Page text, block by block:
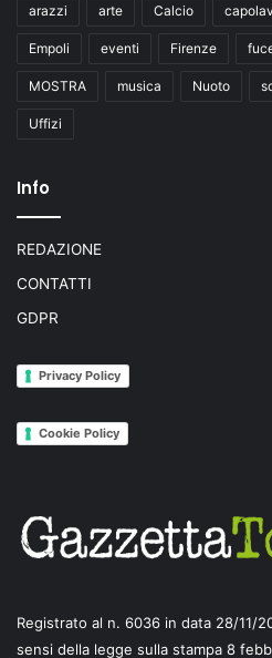
arazzi arte Calcio
Empoli eventi Firenze
MOSTRA musica Nuoto
Uffizi
Info
REDAZIONE
CONTATTI
GDPR
Privacy Policy
Cookie Policy
Registrato al n. 6036 in data 28/11/
sensi della legge sulla stampa 8